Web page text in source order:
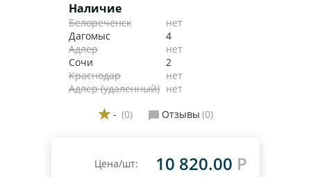
Наличие
Белореченск
нет
Дагомыс
4
Адлер
нет
Сочи
2
Краснодар
нет
Адлер (удаленный) нет
- (0) Отзывы (0)
Цена/шт: 10 820.00 Р